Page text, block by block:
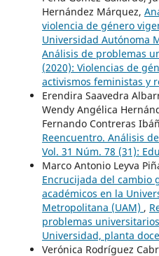
Hernández Márquez,
violencia de género
Universidad Autónoma
Análisis de problemas
(2020): Violencias de
activismos feministas y
Erendira Saavedra
Wendy Angélica
Fernando Contreras
Reencuentro. Análisis
Vol. 31 Núm. 78 (31):
Marco Antonio Leyva
Encrucijada del cambio
académicos en la
Metropolitana (UAM) ,
problemas
Universidad, planta
Verónica Rodríguez